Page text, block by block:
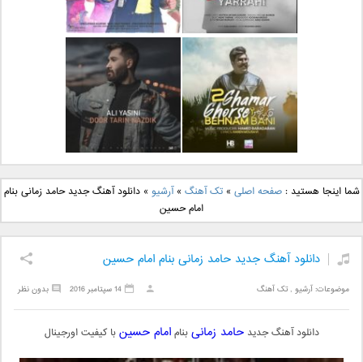
دانلود آهنگ جدید مهدی
یراحی بنام اسرار
دانلود آهنگ جدید فرزاد
فرزین بنام آتیش
دانلود آهنگ جدید بهنام
بانی بنام قرص قمر 2
دانلود آهنگ جدید علی
یاسینی بنام دورترین نزدیک
شما اینجا هستید :صفحه اصلی »تک آهنگ »آرشیو »دانلود آهنگ جدید حامد زمانی بنام
امام حسین
دانلود آهنگ جدید حامد زمانی بنام امام حسین
موضوعات:آرشیو ,تک آهنگ بدون نظر 14 سپتامبر 2016
دانلود آهنگ جدیدحامد زمانیبنامامام حسینبا کیفیت اورجینال